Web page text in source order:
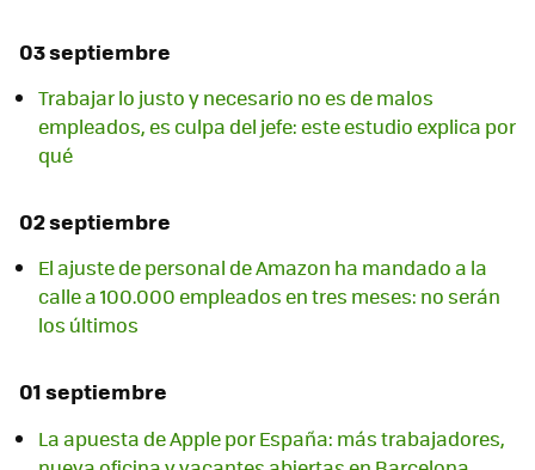
03 septiembre
Trabajar lo justo y necesario no es de malos
empleados, es culpa del jefe: este estudio explica por
qué
02 septiembre
El ajuste de personal de Amazon ha mandado a la
calle a 100.000 empleados en tres meses: no serán
los últimos
01 septiembre
La apuesta de Apple por España: más trabajadores,